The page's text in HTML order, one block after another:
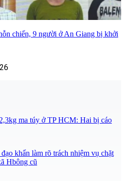
chiến, 9 người ở An Giang bị khởi
ma túy ở TP HCM: Hai bị cáo
khẩn làm rõ trách nhiệm vụ chặt
Hbông cũ